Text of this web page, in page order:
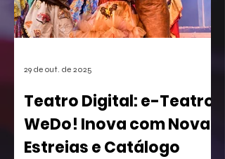
pode afetar o desenvolvimento de
centenas de futuros títulos, é vista
como um risco, especialmente para os
Teatro Digital: e-Teatro
WeDo! Inova com Novas
Estreias e Catálogo
29 de out. de 2025